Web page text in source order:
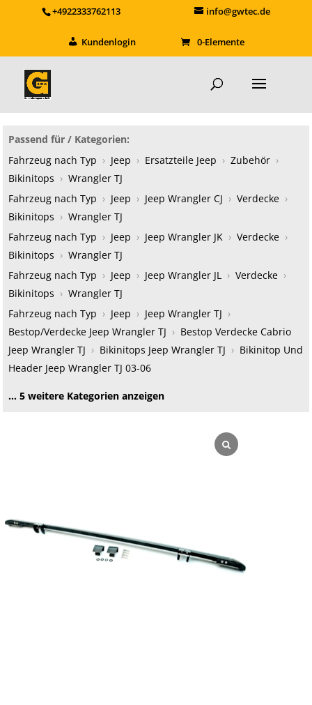
+4922333762113 info@gwtec.de
Kundenlogin 0-Elemente
Passend für / Kategorien:
Fahrzeug nach Typ › Jeep › Ersatzteile Jeep › Zubehör ›
Bikinitops › Wrangler TJ
Fahrzeug nach Typ › Jeep › Jeep Wrangler CJ › Verdecke ›
Bikinitops › Wrangler TJ
Fahrzeug nach Typ › Jeep › Jeep Wrangler JK › Verdecke ›
Bikinitops › Wrangler TJ
Fahrzeug nach Typ › Jeep › Jeep Wrangler JL › Verdecke ›
Bikinitops › Wrangler TJ
Fahrzeug nach Typ › Jeep › Jeep Wrangler TJ ›
Bestop/Verdecke Jeep Wrangler TJ › Bestop Verdecke Cabrio
Jeep Wrangler TJ › Bikinitops Jeep Wrangler TJ › Bikinitop Und
Header Jeep Wrangler TJ 03-06
… 5 weitere Kategorien anzeigen